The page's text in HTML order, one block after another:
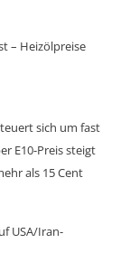
– Heizölpreise
sich um fast
E10-Preis steigt
als 15 Cent
USA/Iran-